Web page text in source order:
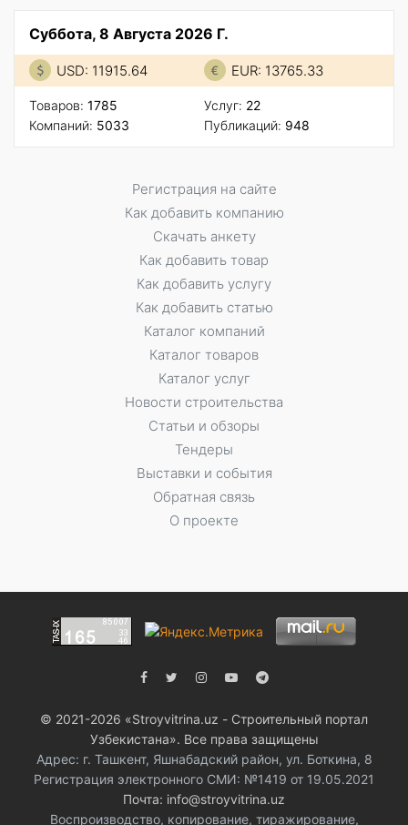
Суббота, 8 Августа 2026 Г.
USD: 11915.64 EUR: 13765.33
Товаров: 1785
Компаний: 5033
Услуг: 22
Публикаций: 948
Регистрация на сайте
Как добавить компанию
Скачать анкету
Как добавить товар
Как добавить услугу
Как добавить статью
Каталог компаний
Каталог товаров
Каталог услуг
Новости строительства
Статьи и обзоры
Тендеры
Выставки и события
Обратная связь
О проекте
© 2021-2026 «Stroyvitrina.uz - Строительный портал
Узбекистана». Все права защищены
Адрес: г. Ташкент, Яшнабадский район, ул. Боткина, 8
Регистрация электронного СМИ: №1419 от 19.05.2021
Почта: info@stroyvitrina.uz
Воспроизводство, копирование, тиражирование,